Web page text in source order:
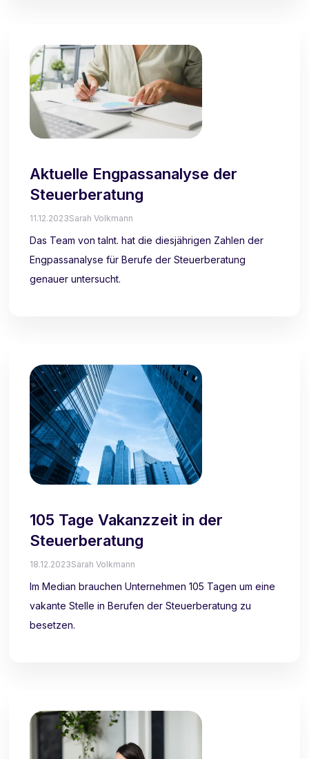
Aktuelle Engpassanalyse der
Steuerberatung
11.12.2023Sarah Volkmann
Das Team von talnt. hat die diesjährigen Zahlen der
Engpassanalyse für Berufe der Steuerberatung
genauer untersucht.
105 Tage Vakanzzeit in der
Steuerberatung
18.12.2023Sarah Volkmann
Im Median brauchen Unternehmen 105 Tagen um eine
vakante Stelle in Berufen der Steuerberatung zu
besetzen.